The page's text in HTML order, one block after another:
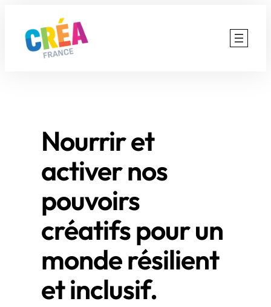
contenu
Nourrir et
activer nos
pouvoirs
créatifs pour un
monde résilient
et inclusif.